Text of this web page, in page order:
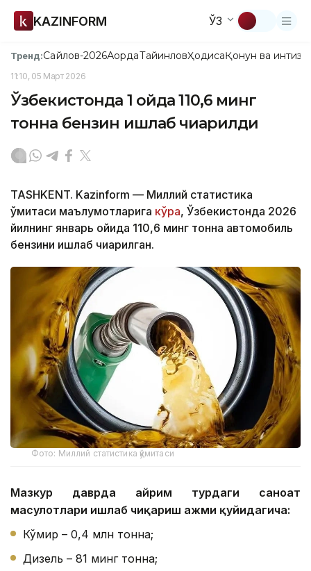
KAZINFORM ЎЗ
Тренд:Сайлов-2026АқордаТайинловҲодисаҚонун ва
11:10, 05 Март 2026
Ўзбекистонда 1 ойда 110,6 минг
тонна бензин ишлаб чиқарилди
TASHKENT. Kazinform — Миллий статистика
қўмитаси маълумотларига кўра, Ўзбекистонда 2026
йилнинг январь ойида 110,6 минг тонна автомобиль
бензини ишлаб чиқарилган.
Фото: Миллий статистика қўмитаси
Мазкур даврда айрим турдаги саноат
маҳсулотлари ишлаб чиқариш ҳажми қуйидагича:
Кўмир – 0,4 млн тонна;
Дизель – 81 минг тонна;